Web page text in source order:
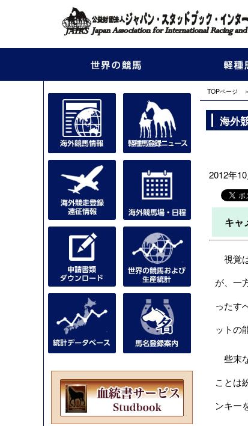
TOPページ
海外
2012年
キャ
視覚
が、一
ったす
ットの
些末
ことは
ンキー